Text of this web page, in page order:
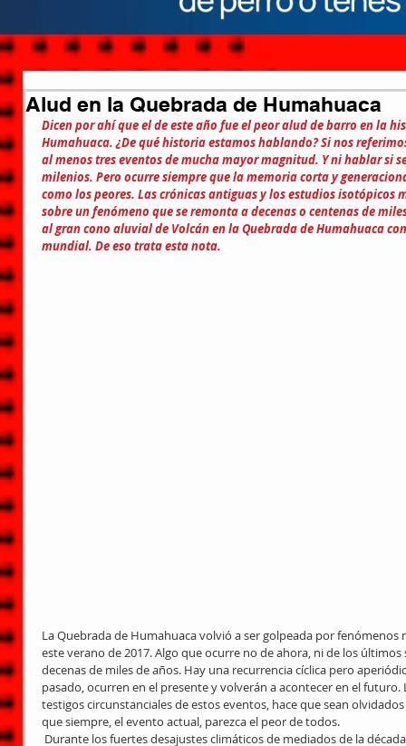
Alud en la Quebrada de Humahuaca
Dicen por ahí que el de este año fue el peor alud de barro en la
Humahuaca. ¿De qué historia estamos hablando? Si nos
al menos tres eventos de mucha mayor magnitud. Y ni hablar si
milenios. Pero ocurre siempre que la memoria corta y
como los peores. Las crónicas antiguas y los estudios
sobre un fenómeno que se remonta a decenas o centenas de
al gran cono aluvial de Volcán en la Quebrada de Humahuaca
mundial. De eso trata esta nota.
La Quebrada de Humahuaca volvió a ser golpeada por
este verano de 2017. Algo que ocurre no de ahora, ni de los
decenas de miles de años. Hay una recurrencia cíclica pero
pasado, ocurren en el presente y volverán a acontecer en el
testigos circunstanciales de estos eventos, hace que sean
que siempre, el evento actual, parezca el peor de todos.